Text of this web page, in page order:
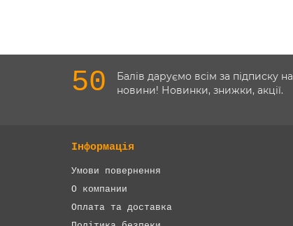
50
Балів даруємо всім за підписку на
новини! Новинки, знижки, акції.
Інформація
Умови повернення
О компании
Оплата та доставка